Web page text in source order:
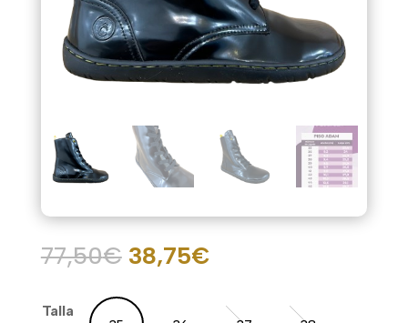
77,50€ El
original
38,75€El
actual
Talla